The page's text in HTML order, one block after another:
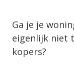
Ga je je
eigenlijk niet
kopers?